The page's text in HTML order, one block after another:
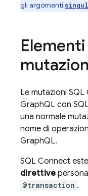
gli argomenti
Le mutazioni SQL
GraphQL con
una normale
nome di
GraphQL.
SQL Connect
direttive
@transaction .